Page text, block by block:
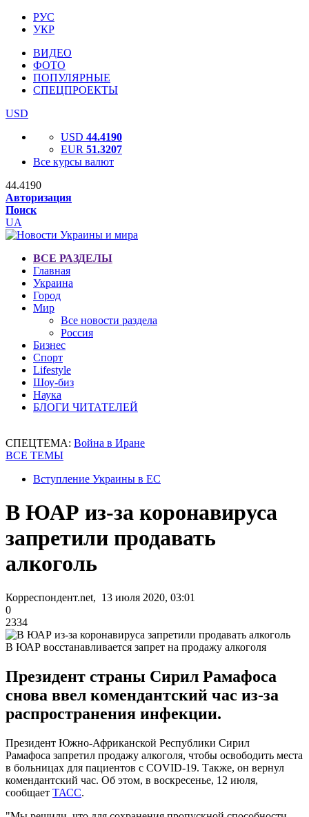
РУС
УКР
ВИДЕО
ФОТО
ПОПУЛЯРНЫЕ
СПЕЦПРОЕКТЫ
USD
USD 44.4190
EUR 51.3207
Все курсы валют
44.4190
Авторизация
Поиск
UA
ВСЕ РАЗДЕЛЫ
Главная
Украина
Город
Мир
Все новости раздела
Россия
Бизнес
Спорт
Lifestyle
Шоу-биз
Наука
БЛОГИ ЧИТАТЕЛЕЙ
СПЕЦТЕМА: Война в Иране
ВСЕ ТЕМЫ
Вступление Украины в ЕС
В ЮАР из-за коронавируса
запретили продавать
алкоголь
Корреспондент.net, 13 июля 2020, 03:01
0
2334
В ЮАР восстанавливается запрет на продажу алкоголя
Президент страны Сирил Рамафоса
снова ввел комендантский час из-за
распространения инфекции.
Президент Южно-Африканской Республики Сирил
Рамафоса запретил продажу алкоголя, чтобы освободить места
в больницах для пациентов с COVID-19. Также, он вернул
комендантский час. Об этом, в воскресенье, 12 июля,
сообщает ТАСС.